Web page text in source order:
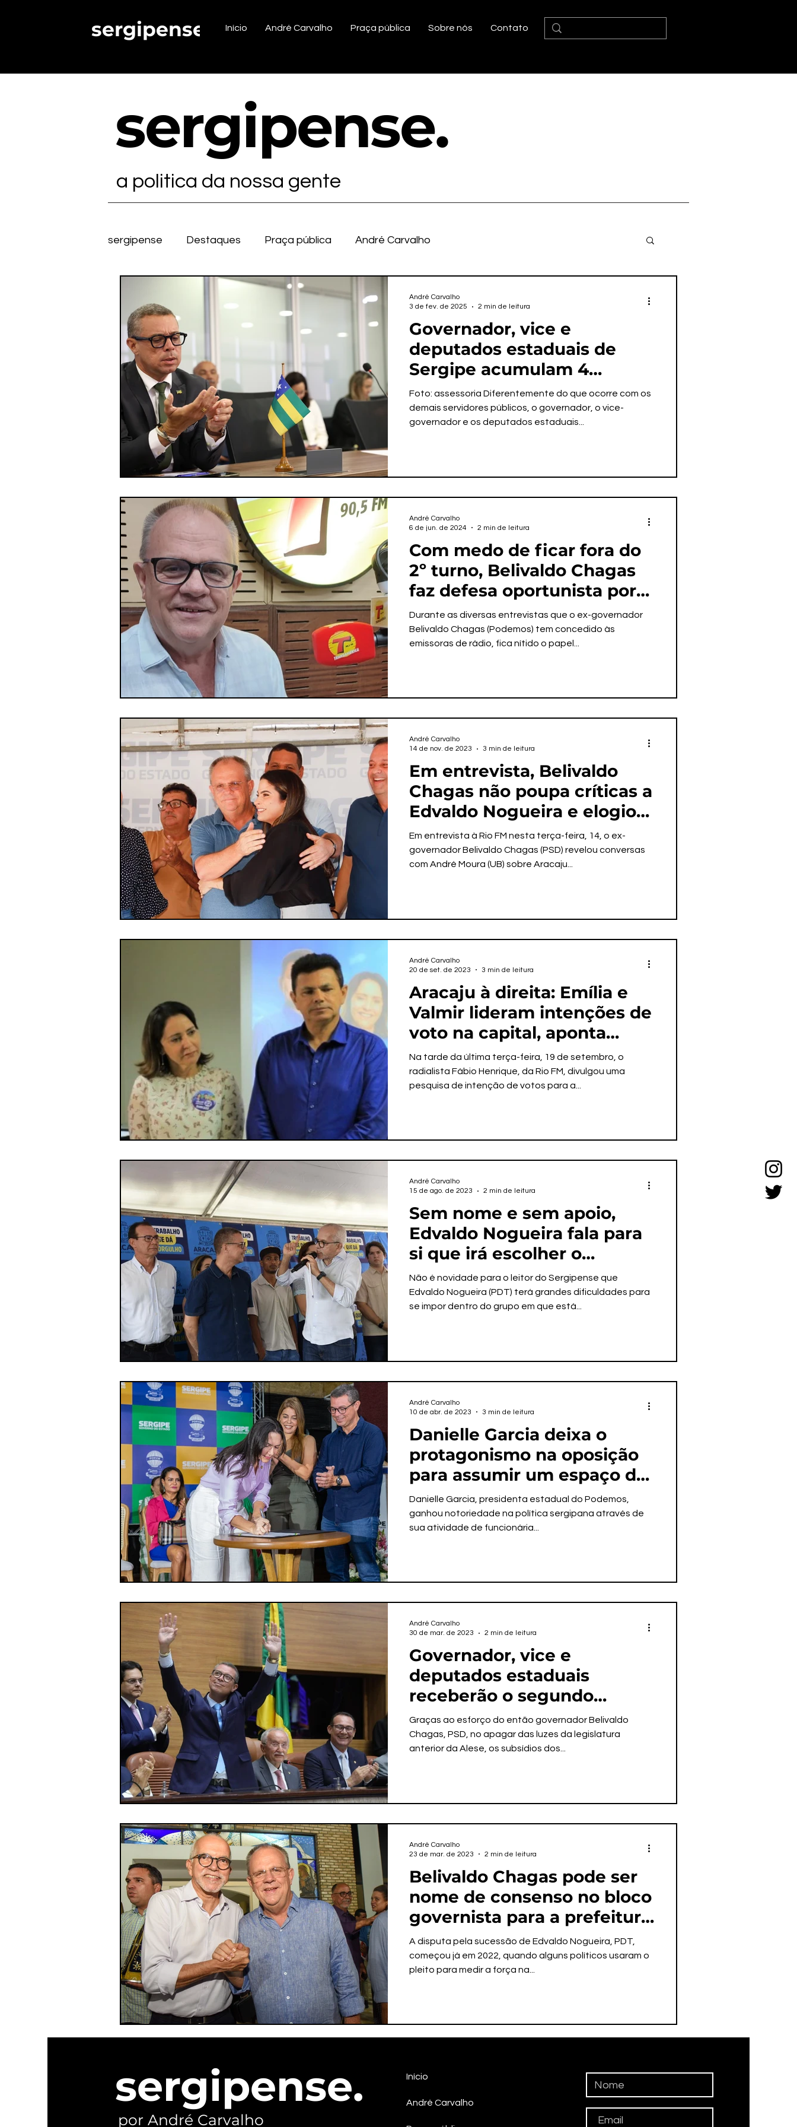
sergipense. Início André Carvalho Praça pública Sobre nós Contato
sergipense.
a politica da nossa gente
sergipense Destaques Praça pública André Carvalho
Governador, vice e
deputados estaduais de
Sergipe acumulam 4
reajustes em 3 anos,
enquanto servidores
públicos ficam para trás
Foto: assessoria Diferentemente do que ocorre com os
demais servidores públicos, o governador, o vice-
governador e os deputados estaduais...
André Carvalho
3 de fev. de 2025
2 min de leitura
Com medo de ficar fora do
2º turno, Belivaldo Chagas
faz defesa oportunista por
“unidade” governista com 2
chapas
Durante as diversas entrevistas que o ex-governador
Belivaldo Chagas (Podemos) tem concedido às
emissoras de rádio, fica nítido o papel...
André Carvalho
6 de jun. de 2024
2 min de leitura
Em entrevista, Belivaldo
Chagas não poupa críticas a
Edvaldo Nogueira e elogios
a André Moura
Em entrevista à Rio FM nesta terça-feira, 14, o ex-
governador Belivaldo Chagas (PSD) revelou conversas
com André Moura (UB) sobre Aracaju...
André Carvalho
14 de nov. de 2023
3 min de leitura
Aracaju à direita: Emília e
Valmir lideram intenções de
voto na capital, aponta
pesquisa
Na tarde da última terça-feira, 19 de setembro, o
radialista Fábio Henrique, da Rio FM, divulgou uma
pesquisa de intenção de votos para a...
André Carvalho
20 de set. de 2023
3 min de leitura
Sem nome e sem apoio,
Edvaldo Nogueira fala para
si que irá escolher o
candidato em 2024
Não é novidade para o leitor do Sergipense que
Edvaldo Nogueira (PDT) terá grandes dificuldades para
se impor dentro do grupo em que está...
André Carvalho
15 de ago. de 2023
2 min de leitura
Danielle Garcia deixa o
protagonismo na oposição
para assumir um espaço de
desconfiança no governo
Danielle Garcia, presidenta estadual do Podemos,
ganhou notoriedade na política sergipana através de
sua atividade de funcionária...
André Carvalho
10 de abr. de 2023
3 min de leitura
Governador, vice e
deputados estaduais
receberão o segundo
reajuste salarial do ano
Graças ao esforço do então governador Belivaldo
Chagas, PSD, no apagar das luzes da legislatura
anterior da Alese, os subsídios dos...
André Carvalho
30 de mar. de 2023
2 min de leitura
Belivaldo Chagas pode ser
nome de consenso no bloco
governista para a prefeitura
de Aracaju
A disputa pela sucessão de Edvaldo Nogueira, PDT,
começou já em 2022, quando alguns políticos usaram o
pleito para medir a força na...
André Carvalho
23 de mar. de 2023
2 min de leitura
sergipense.
por André Carvalho
Início
André Carvalho